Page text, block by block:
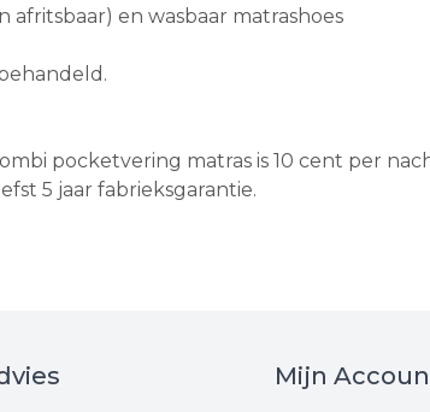
afritsbaar) en wasbaar matrashoes
pocketvering matras is 10 cent per
5 jaar fabrieksgarantie.
Mijn